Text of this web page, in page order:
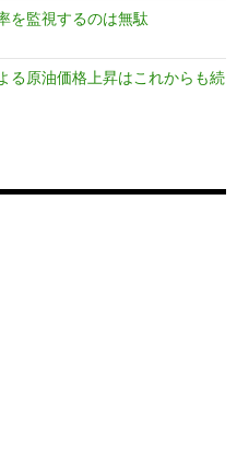
を監視するのは無駄
る原油価格上昇はこれからも続